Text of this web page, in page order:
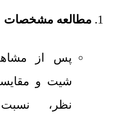
مطالعه مشخصات
پس از
شیت و
نظر،